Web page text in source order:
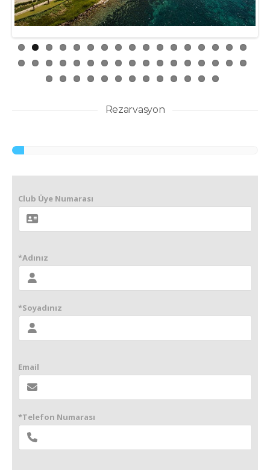
Rezarvasyon
Club Üye Numarası
*Adınız
*Soyadınız
Email
*Telefon Numarası